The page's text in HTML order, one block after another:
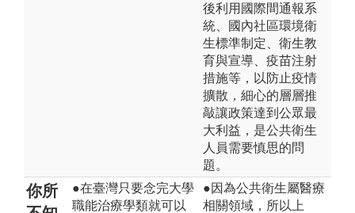
後利用國際間通報系
統、國內社區環境衛
生標準制定、衛生教
育與宣導、疫苗注射
措施等，以防止疫情
擴散，細心的層層推
敲讓政策達到公眾最
大利益，是公共衛生
人員需要慎思的問
題。
你所
●在臺灣只要念完大學
職能治療學類就可以
●因為公共衛生屬醫療
相關領域，所以上